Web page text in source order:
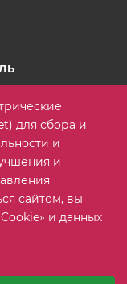
ЗВОНОК
для сбора и
и
и
сайтом, вы
и данных